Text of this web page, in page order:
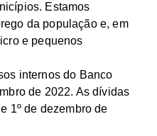
Estamos
da população e, em
e pequenos
internos do Banco
de 2022. As dívidas
1º de dezembro de